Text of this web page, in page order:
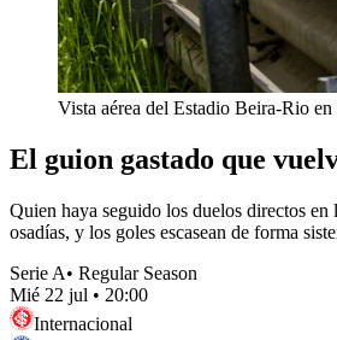
Vista aérea del Estadio Beira-Rio
El guion gastado que
Quien haya seguido los duelos directos en
osadías, y los goles escasean de forma
Serie A• Regular Season
Mié 22 jul • 20:00
Internacional